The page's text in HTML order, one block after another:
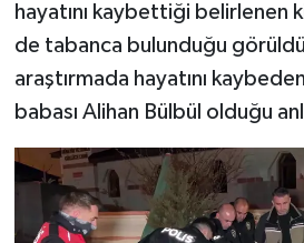
hayatını kaybettiği belirlenen
de tabanca bulunduğu
araştırmada hayatını
babası Alihan Bülbül olduğu